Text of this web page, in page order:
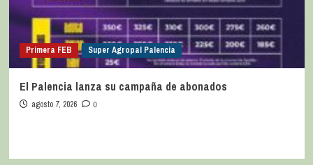
Primera FEB Super Agropal Palencia
El Palencia lanza su campaña de abonados
agosto 7, 2026 0